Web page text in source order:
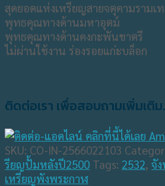
สุดยอดแห่งเหรียญสายจตุคามรามเ
พุทธคุณทางด้านมหาอุตม์
พุทธคุณทางด้านคงกะพันชาตรี
ไม่ผ่านใช้งาน ร่องรอยแก่ะบล็อก
ติดต่อเรา เพื่อสอบถามเพิ่มเติม
SKU: CO-IN-2566022103
รียญปั้มหลังปี2500 Tags: 2532, จั
เหรียญพังพระกาฬ